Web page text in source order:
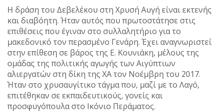
Η δράση του Δεβελέκου στη Χρυσή Αυγή είναι εκτενής
και διαβόητη. Ήταν αυτός που πρωτοστάτησε στις
επιθέσεις που έγιναν στο συλλαλητήριο για το
μακεδονικό τον περασμένο Γενάρη. Έχει αναγνωριστεί
στην επίθεση σε βάρος της Ε. Κουνιάκη, μέλους της
ομάδας της πολιτικής αγωγής των Αιγύπτιων
αλιεργατών στη δίκη της ΧΑ τον Νοέμβρη του 2017.
Ήταν στο χρυσαυγίτικο τάγμα που, μαζί με το Λαγό,
επιτέθηκαν σε εκπαιδευτικούς, γονείς και
προσφυγόπουλα στο Ικόνιο Περάματος.